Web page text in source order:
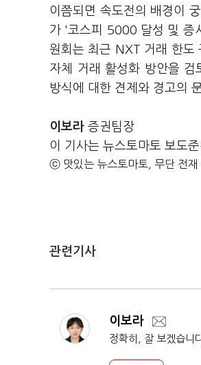
이쯤되면 속도전의 배경이
가 '코스피 5000 달성 및 증
원회는 최근 NXT 거래 한도
자체 거래 활성화 방안을 검
방식에 대한 견제와 경고의
이보라 증권팀장
이 기사는 뉴스토마토 보도
ⓒ 맛있는 뉴스토마토, 무단 전재
관련기사
이보라
정확히, 잘 보겠습니